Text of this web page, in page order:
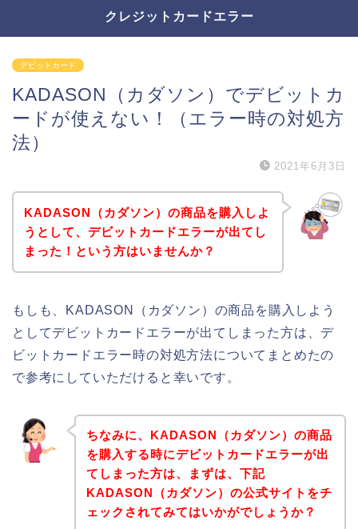
クレジットカードエラー
デビットカード
KADASON（カダソン）でデビットカ
ードが使えない！（エラー時の対処方
法）
2021年6月3日
KADASON（カダソン）の商品を購入しよ
うとして、デビットカードエラーが出てし
まった！という方はいませんか？
もしも、KADASON（カダソン）の商品を購入しよう
としてデビットカードエラーが出てしまった方は、デ
ビットカードエラー時の対処方法についてまとめたの
で参考にしていただけると幸いです。
ちなみに、KADASON（カダソン）の商品
を購入する時にデビットカードエラーが出
てしまった方は、まずは、下記
KADASON（カダソン）の公式サイトをチ
ェックされてみてはいかがでしょうか？